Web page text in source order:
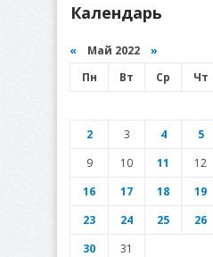
Календарь
« Май 2022 »
Пн
Вт Ср Чт
2
3 4 5
9
10 11 12
16
17 18 19
23
24 25 26
30
31